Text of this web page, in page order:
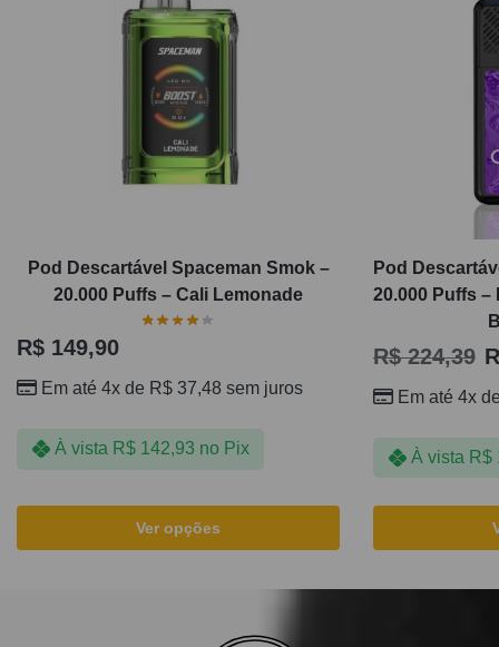
Pod Descartável Spaceman Smok –
20.000 Puffs – Cali Lemonade
R$ 149,90
Em até 4x de R$ 37,48 sem juros
À vista R$142,93 no Pix
Ver opções
Pod
20.000 Puffs –
R$224,39
Em até 4x
À vista R$